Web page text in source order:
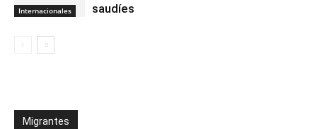
Internacionales
saudíes
Migrantes